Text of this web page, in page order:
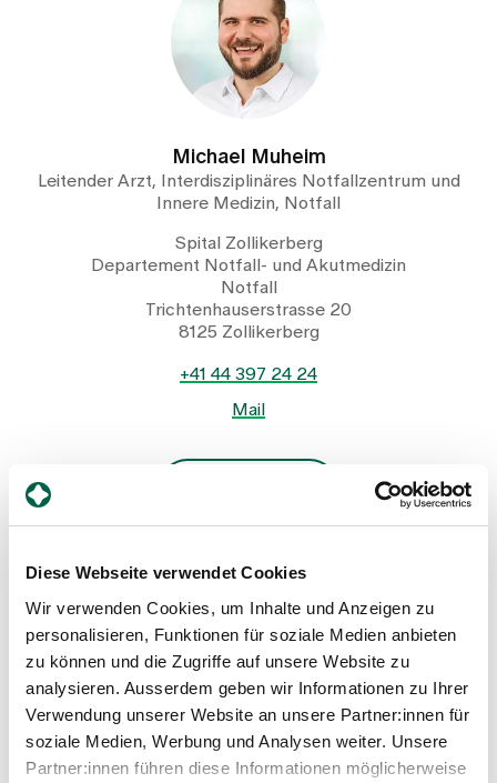
Diese Webseite verwendet Cookies
Wir verwenden Cookies, um Inhalte und Anzeigen zu
personalisieren, Funktionen für soziale Medien anbieten
zu können und die Zugriffe auf unsere Website zu
analysieren. Ausserdem geben wir Informationen zu Ihrer
Verwendung unserer Website an unsere Partner:innen für
soziale Medien, Werbung und Analysen weiter. Unsere
Partner:innen führen diese Informationen möglicherweise
Michael Muheim
Leitender Arzt, Interdisziplinäres Notfallzentrum und
Innere Medizin, Notfall
Spital Zollikerberg
Departement Notfall- und Akutmedizin
Notfall
Trichtenhauserstrasse 20
8125 Zollikerberg
+41 44 397 24 24
Mail
Regula Schlotterbeck
Leiterin Interdisziplinäres Notfallzentrum, Notfall